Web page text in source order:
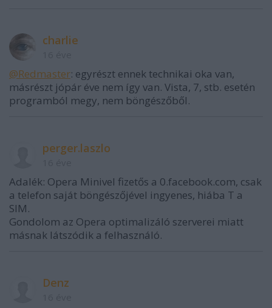
charlie
@Redmaster: egyrészt ennek technikai oka van,
másrészt jópár éve nem így van. Vista, 7, stb. esetén
programból megy, nem böngészőből.
perger.laszlo
Adalék: Opera Minivel fizetős a 0.facebook.com, csak
a telefon saját böngészőjével ingyenes, hiába T a
SIM.
Gondolom az Opera optimalizáló szerverei miatt
másnak látszódik a felhasználó.
Denz